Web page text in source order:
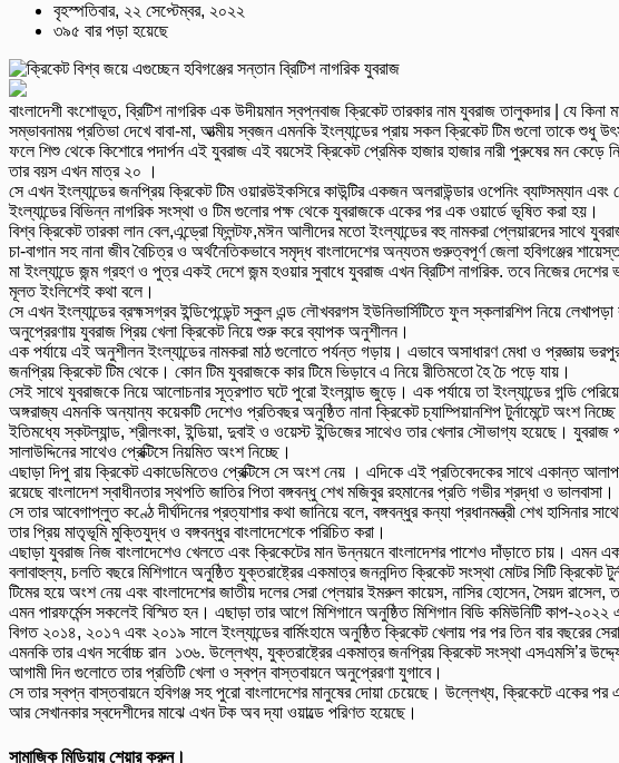
বৃহস্পতিবার, ২২ সেপ্টেম্বর, ২০২২
৩৯৫ বার পড়া হয়েছে
বাংলাদেশী বংশোভূত, ব্রিটিশ নাগরিক এক উদীয়মান স্বপ্নবাজ ক্রিকেট তারকার নাম যুবরাজ তালুকদার | যে
সম্ভাবনাময় প্রতিভা দেখে বাবা-মা, আত্মীয় স্বজন এমনকি ইংল্যান্ডের প্রায় সকল ক্রিকেট টিম গুলো তাকে শুধু
ফলে শিশু থেকে কিশোরে পদার্পন এই যুবরাজ এই বয়সেই ক্রিকেট প্রেমিক হাজার হাজার নারী পুরুষের মন
তার বয়স এখন মাত্র ২০ ।
সে এখন ইংল্যান্ডের জনপ্রিয় ক্রিকেট টিম ওয়ারউইকসিরে কাউন্টির একজন অলরাউন্ডার ওপেনিং ব্যাট্সম্যান এবং
ইংল্যান্ডের বিভিন্ন নাগরিক সংস্থা ও টিম গুলোর পক্ষ থেকে যুবরাজকে একের পর এক ওয়ার্ডে ভূষিত করা হয়।
বিশ্ব ক্রিকেট তারকা লান বেল,এন্ড্রো ফ্লিন্টফ,মঈন আলীদের মতো ইংল্যান্ডের বহু নামকরা প্লেয়ারদের সাথে
চা-বাগান সহ নানা জীব বৈচিত্র ও অর্থনৈতিকভাবে সমৃদ্ধ বাংলাদেশের অন্যতম গুরুত্বপূর্ণ জেলা হবিগঞ্জের
মা ইংল্যান্ডে জন্ম গ্রহণ ও পুত্র একই দেশে জন্ম হওয়ার সুবাধে যুবরাজ এখন ব্রিটিশ নাগরিক. তবে নিজের দেশের
মূলত ইংলিশেই কথা বলে।
সে এখন ইংল্যান্ডের ব্রহ্মসগ্রব ইন্ডিপেন্ডেন্ট স্কুল এন্ড লৌখবরগস ইউনিভার্সিটিতে ফুল স্কলারশিপ নিয়ে
অনুপ্রেরণায় যুবরাজ প্রিয় খেলা ক্রিকেট নিয়ে শুরু করে ব্যাপক অনুশীলন।
এক পর্যায়ে এই অনুশীলন ইংল্যান্ডের নামকরা মাঠ গুলোতে পর্যন্ত গড়ায়। এভাবে অসাধারণ মেধা ও প্রজ্ঞায়
জনপ্রিয় ক্রিকেট টিম থেকে। কোন টিম যুবরাজকে কার টিমে ভিড়াবে এ নিয়ে রীতিমতো হৈ চৈ পড়ে যায়।
সেই সাথে যুবরাজকে নিয়ে আলোচনার সূত্রপাত ঘটে পুরো ইংল্যান্ড জুড়ে। এক পর্যায়ে তা ইংল্যান্ডের গন্ডি পেরিয়ে
অঙ্গরাজ্য এমনকি অন্যান্য কয়েকটি দেশেও প্রতিবছর অনুষ্ঠিত নানা ক্রিকেট চ্যাম্পিয়ানশিপ টুর্নামেন্টে অংশ
ইতিমধ্যে স্কটল্যান্ড, শ্রীলংকা, ইন্ডিয়া, দুবাই ও ওয়েস্ট ইন্ডিজের সাথেও তার খেলার সৌভাগ্য হয়েছে। যুবরাজ
সালাউদ্দিনের সাথেও প্রেক্টিসে নিয়মিত অংশ নিচ্ছে।
এছাড়া দিপু রায় ক্রিকেট একাডেমিতেও প্রেক্টিসে সে অংশ নেয় । এদিকে এই প্রতিবেদকের সাথে একান্ত
রয়েছে বাংলাদেশ স্বাধীনতার স্থপতি জাতির পিতা বঙ্গবন্ধু শেখ মজিবুর রহমানের প্রতি গভীর শ্রদ্ধা ও ভালবাসা।
সে তার আবেগাপ্লুত কণ্ঠে দীর্ঘদিনের প্রত্যাশার কথা জানিয়ে বলে, বঙ্গবন্ধুর কন্যা প্রধানমন্ত্রী শেখ
তার প্রিয় মাতৃভূমি মুক্তিযুদ্ধ ও বঙ্গবন্ধুর বাংলাদেশেকে পরিচিত করা।
এছাড়া যুবরাজ নিজ বাংলাদেশেও খেলতে এবং ক্রিকেটের মান উন্নয়নে বাংলাদেশর পাশেও দাঁড়াতে চায়। এমন
বলাবাহুল্য, চলতি বছরে মিশিগানে অনুষ্ঠিত যুক্তরাষ্ট্রের একমাত্র জননন্দিত ক্রিকেট সংস্থা মোটর সিটি
টিমের হয়ে অংশ নেয় এবং বাংলাদেশের জাতীয় দলের সেরা প্লেয়ার ইমরুল কায়েস, নাসির হোসেন, সৈয়দ
এমন পারফর্মেন্স সকলেই বিস্মিত হন। এছাড়া তার আগে মিশিগানে অনুষ্ঠিত মিশিগান বিডি কমিউনিটি কাপ-
বিগত ২০১৪, ২০১৭ এবং ২০১৯ সালে ইংল্যান্ডের বার্মিংহামে অনুষ্ঠিত ক্রিকেট খেলায় পর পর তিন বার বছরের
এমনকি তার এখন সর্বোচ্চ রান ১৩৬. উল্লেখ্য, যুক্তরাষ্ট্রের একমাত্র জনপ্রিয় ক্রিকেট সংস্থা এসএমসি’র
আগামী দিন গুলোতে তার প্রতিটি খেলা ও স্বপ্ন বাস্তবায়নে অনুপ্রেরণা যুগাবে।
সে তার স্বপ্ন বাস্তবায়নে হবিগঞ্জ সহ পুরো বাংলাদেশের মানুষের দোয়া চেয়েছে। উল্লেখ্য, ক্রিকেটে একের পর
আর সেখানকার স্বদেশীদের মাঝে এখন টক অব দ্যা ওয়াল্ডে পরিণত হয়েছে।
সামাজিক মিডিয়ায় শেয়ার করুন।